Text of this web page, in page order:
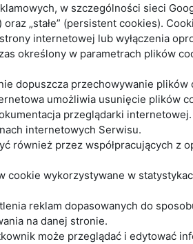
w szczególności sieci
„stałe” (persistent cookies).
internetowej lub wyłączenia
określony w parametrach plików
dopuszcza przechowywanie
umożliwia usunięcie plików
przeglądarki internetowej.
internetowych Serwisu.
również przez współpracujących z
cookie wykorzystywane w
reklam dopasowanych do
na danej stronie.
może przeglądać i edytować